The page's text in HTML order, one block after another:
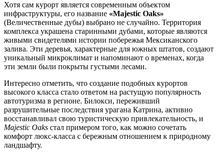
Хотя сам курорт является современным объектом
инфраструктуры, его название «Majestic Oaks»
(Величественные дубы) выбрано не случайно. Территория
комплекса украшена старинными дубами, которые являются
живыми свидетелями истории побережья Мексиканского
залива. Эти деревья, характерные для южных штатов, создают
уникальный микроклимат и напоминают о временах, когда
эти земли были покрыты густыми лесами.
Интересно отметить, что создание подобных курортов
высокого класса стало ответом на растущую популярность
автотуризма в регионе. Билокси, переживший
разрушительные последствия урагана Катрина, активно
восстанавливал свою туристическую привлекательность, и
Majestic Oaks стал примером того, как можно сочетать
комфорт люкс-класса с бережным отношением к природному
ландшафту.